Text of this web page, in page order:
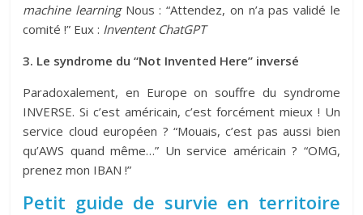
machine learningNous : “Attendez, on n’a pas validé le
comité !” Eux : Inventent ChatGPT
3. Le syndrome du “Not Invented Here” inversé
Paradoxalement, en Europe on souffre du syndrome
INVERSE. Si c’est américain, c’est forcément mieux ! Un
service cloud européen ? “Mouais, c’est pas aussi bien
qu’AWS quand même…” Un service américain ? “OMG,
prenez mon IBAN !”
Petit guide de survie en territoire